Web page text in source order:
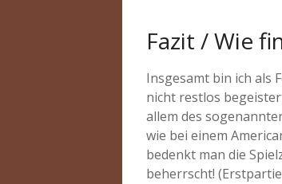
Fazit / Wie
Insgesamt bin ich als
nicht restlos
allem des
wie bei einem
bedenkt man die
beherrscht!